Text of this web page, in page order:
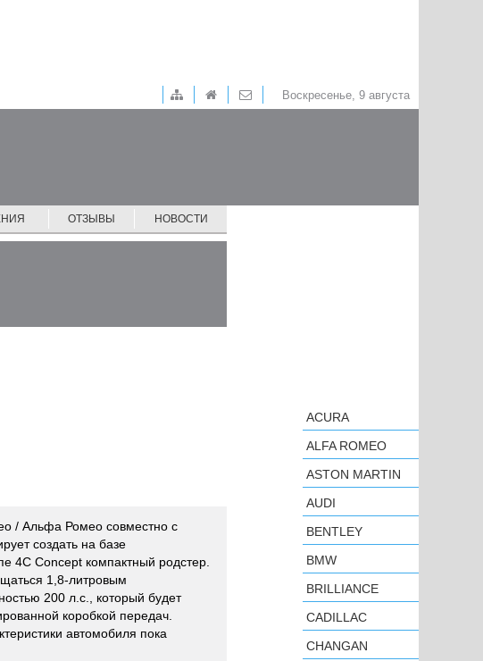
Воскресенье, 9 августа
ОТЗЫВЫ НОВОСТИ
/ Альфа Ромео совместно с
создать на базе
4C Concept компактный родстер.
1,8-литровым
200 л.с., который будет
коробкой передач.
автомобиля пока
ACURA
ALFA ROMEO
ASTON MARTIN
AUDI
BENTLEY
BMW
BRILLIANCE
CADILLAC
CHANGAN